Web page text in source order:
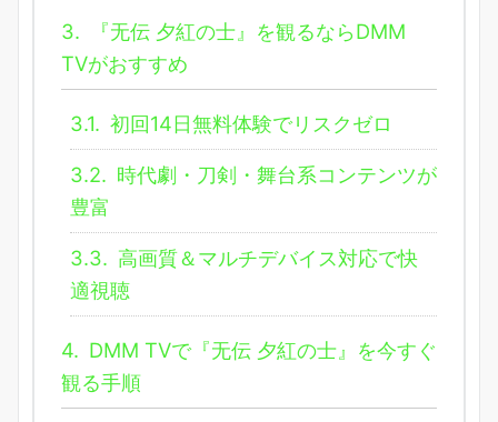
3.
『无伝 夕紅の士』を観るならDMM
TVがおすすめ
3.1. 初回14日無料体験でリスクゼロ
3.2. 時代劇・刀剣・舞台系コンテンツが
豊富
3.3. 高画質＆マルチデバイス対応で快
適視聴
4. DMM TVで『无伝 夕紅の士』を今すぐ
観る手順